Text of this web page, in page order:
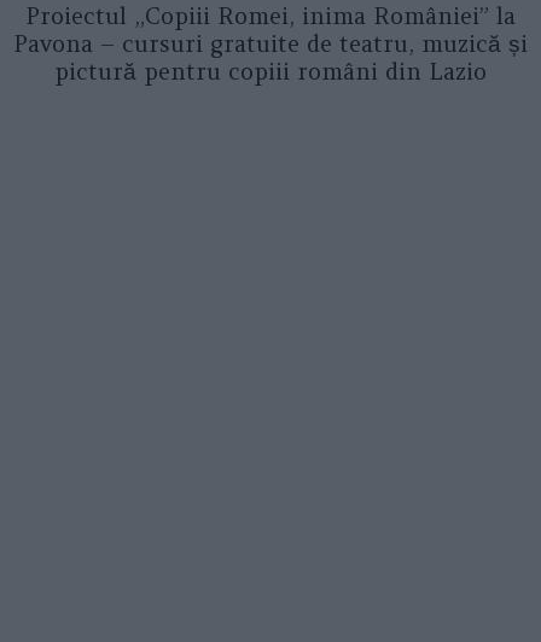
Proiectul „Copiii Romei, inima României” la
Pavona – cursuri gratuite de teatru, muzică și
pictură pentru copiii români din Lazio